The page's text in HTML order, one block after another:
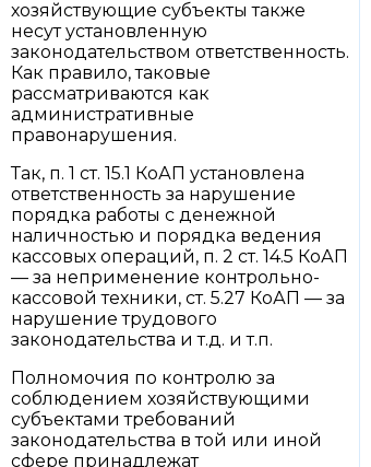
хозяйствующие субъекты также
несут установленную
законодательством ответственность.
Как правило, таковые
рассматриваются как
административные
правонарушения.
Так, п. 1 ст. 15.1 КоАП установлена
ответственность за нарушение
порядка работы с денежной
наличностью и порядка ведения
кассовых операций, п. 2 ст. 14.5 КоАП
— за неприменение контрольно-
кассовой техники, ст. 5.27 КоАП — за
нарушение трудового
законодательства и т.д. и т.п.
Полномочия по контролю за
соблюдением хозяйствующими
субъектами требований
законодательства в той или иной
сфере принадлежат